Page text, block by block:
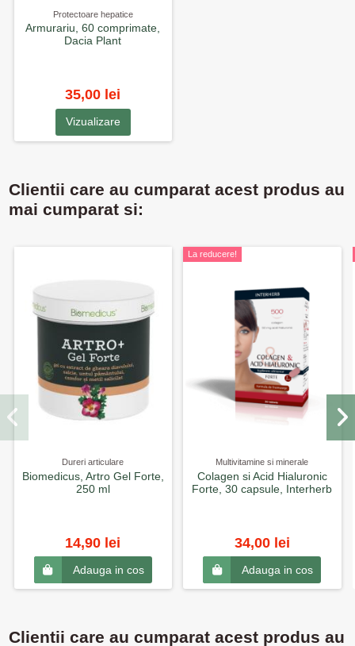
Protectoare hepatice
Armurariu, 60 comprimate,
Dacia Plant
35,00 lei
Vizualizare
Clientii care au cumparat acest produs au
mai cumparat si:
Dureri articulare
Biomedicus, Artro Gel Forte,
250 ml
14,90 lei
Adauga in cos
La reducere!
Multivitamine si minerale
Colagen si Acid Hialuronic
Forte, 30 capsule, Interherb
34,00 lei
Adauga in cos
Clientii care au cumparat acest produs au